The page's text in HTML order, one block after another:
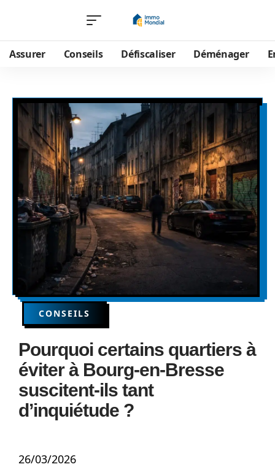
Assurer Conseils Défiscaliser Déménager
CONSEILS
Pourquoi certains quartiers à
éviter à Bourg-en-Bresse
suscitent-ils tant
d’inquiétude ?
26/03/2026